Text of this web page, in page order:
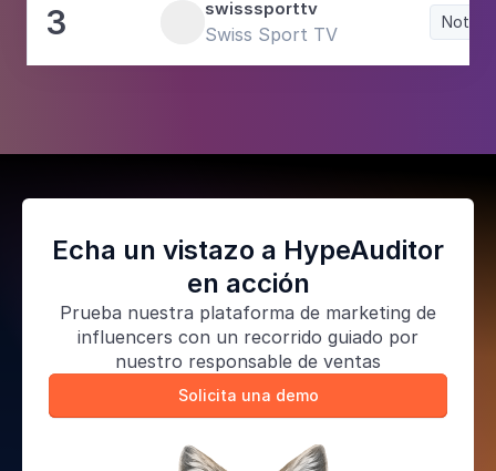
3 swisssporttv
Swiss Sport TV
Echa un vistazo a HypeAuditor
en acción
Prueba nuestra plataforma de marketing de
influencers con un recorrido guiado por
nuestro responsable de ventas
Solicita una demo